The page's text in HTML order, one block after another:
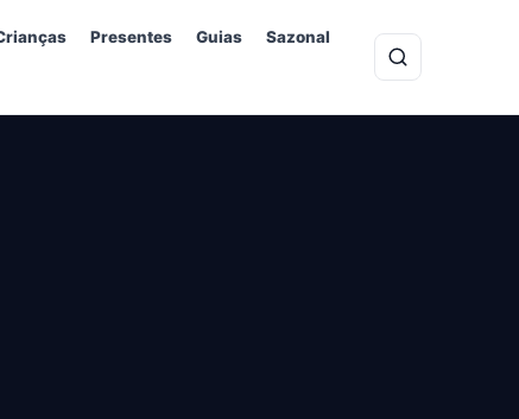
Presentes Guias Sazonal